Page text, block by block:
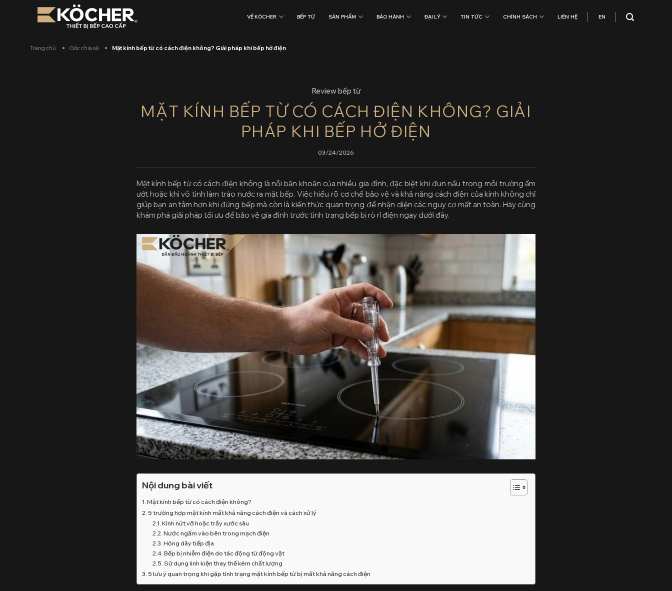
VỀ KÖCHER BẾP TỪ SẢN PHẨM BẢO HÀNH ĐẠI LÝ TIN TỨC CHÍNH SÁCH LIÊN HỆ EN
Trang chủ Góc chia sẻ Mặt kính bếp từ có cách điện không? Giải pháp khi bếp hở điện
Review bếp từ
MẶT KÍNH BẾP TỪ CÓ CÁCH ĐIỆN KHÔNG? GIẢI
PHÁP KHI BẾP HỞ ĐIỆN
03/24/2026
Mặt kính bếp từ có cách điện không là nỗi băn khoăn của nhiều gia đình, đặc biệt khi đun nấu trong môi trường ẩm
ướt hoặc khi vô tình làm trào nước ra mặt bếp. Việc hiểu rõ cơ chế bảo vệ và khả năng cách điện của kính không chỉ
giúp bạn an tâm hơn khi đứng bếp mà còn là kiến thức quan trọng để nhận diện các nguy cơ mất an toàn. Hãy cùng
khám phá giải pháp tối ưu để bảo vệ gia đình trước tình trạng bếp bị rò rỉ điện ngay dưới đây.
Nội dung bài viết
Mặt kính bếp từ có cách điện không?
5 trường hợp mặt kính mất khả năng cách điện và cách xử lý
Kính nứt vỡ hoặc trầy xước sâu
Nước ngấm vào bên trong mạch điện
Hỏng dây tiếp địa
Bếp bị nhiễm điện do tác động từ động vật
Sử dụng linh kiện thay thế kém chất lượng
5 lưu ý quan trọng khi gặp tình trạng mặt kính bếp từ bị mất khả năng cách điện